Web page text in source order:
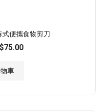
式便攜食物剪刀
車